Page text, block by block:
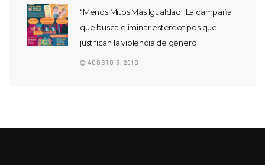
“Menos Mitos Más Igualdad” La campaña
que busca eliminar estereotipos que
justifican la violencia de género
AGOSTO 6, 2018